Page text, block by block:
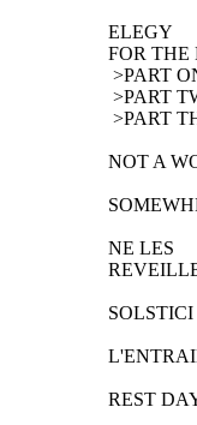
ELEGY
FOR
>PART
>PART
>PART
NOT A
NE LES
SOLSTICI
REST